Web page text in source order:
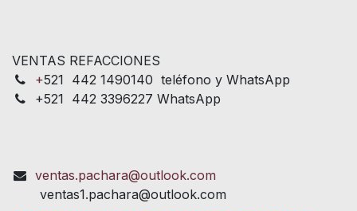
VENTAS REFACCIONES
+521 442 1490140 teléfono y WhatsApp
+521 442 3396227 WhatsApp
ventas.pachara@outlook.com
ventas1.pachara@outlook.com